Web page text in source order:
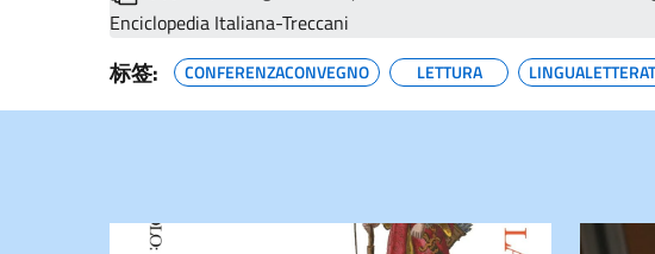
Enciclopedia Italiana-Treccani
标签: CONFERENZACONVEGNO LETTURA